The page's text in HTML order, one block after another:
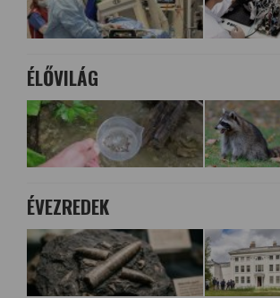
ÉLŐVILÁG
ÉVEZREDEK